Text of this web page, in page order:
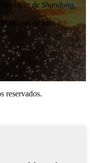
de Shandong,
18:00 pm de luns a
reservados.